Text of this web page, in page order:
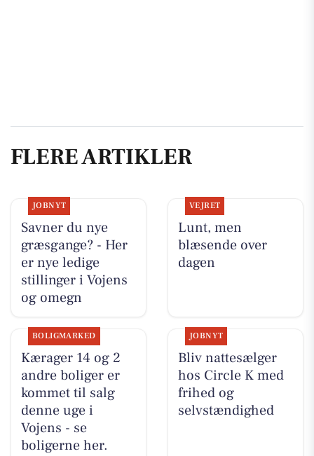
FLERE ARTIKLER
JOBNYT
Savner du nye
græsgange? - Her
er nye ledige
stillinger i Vojens
og omegn
VEJRET
Lunt, men
blæsende over
dagen
BOLIGMARKED
Kærager 14 og 2
andre boliger er
kommet til salg
denne uge i
Vojens - se
boligerne her.
JOBNYT
Bliv nattesælger
hos Circle K med
frihed og
selvstændighed